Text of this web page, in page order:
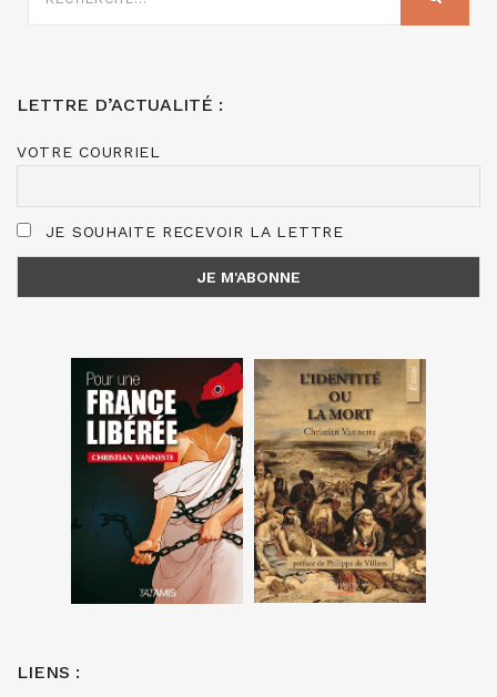
LETTRE D’ACTUALITÉ :
VOTRE COURRIEL
JE SOUHAITE RECEVOIR LA LETTRE
LIENS :